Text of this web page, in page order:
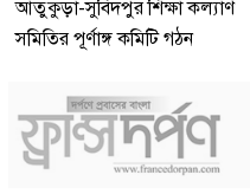
আতুকুড়া-সুবিদপুর শিক্ষা কল্যাণ
সমিতির পূর্ণাঙ্গ কমিটি গঠন